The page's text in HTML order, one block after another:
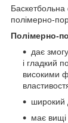
Баскетбольна
полімерно-
Полімерно-
дає
і гладкий
високими
широкий
має вищі